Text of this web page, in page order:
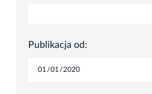
Publikacja od: